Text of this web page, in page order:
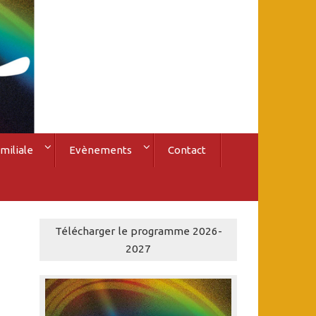
Evènements Contact
Télécharger le programme 2026-
2027